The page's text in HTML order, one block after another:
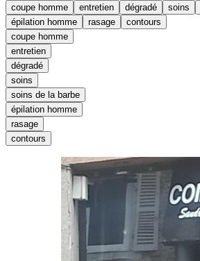
coupe homme entretien dégradé soins
épilation homme
rasage
contours
coupe homme
entretien
dégradé
soins
soins de la barbe
épilation homme
rasage
contours